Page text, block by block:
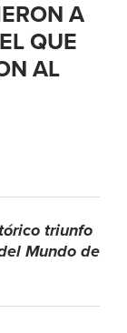
A
QUE
AL
triunfo
Mundo de